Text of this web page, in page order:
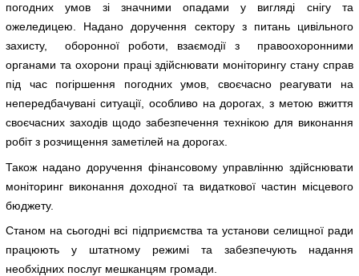
погодних умов зі значними опадами у вигляді снігу та
ожеледицею. Надано доручення сектору з питань цивільного
захисту, оборонної роботи, взаємодії з правоохоронними
органами та охорони праці здійснювати моніторингу стану справ
під час погіршення погодних умов, своєчасно реагувати на
непередбачувані ситуації, особливо на дорогах, з метою вжиття
своєчасних заходів щодо забезпечення технікою для виконання
робіт з розчищення заметілей на дорогах.
Також надано доручення фінансовому управлінню здійснювати
моніторинг виконання доходної та видаткової частин місцевого
бюджету.
Станом на сьогодні всі підприємства та установи селищної ради
працюють у штатному режимі та забезпечують надання
необхідних послуг мешканцям громади.